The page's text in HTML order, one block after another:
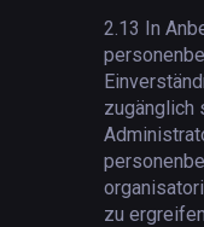
2.13 In
zugänglich
zu